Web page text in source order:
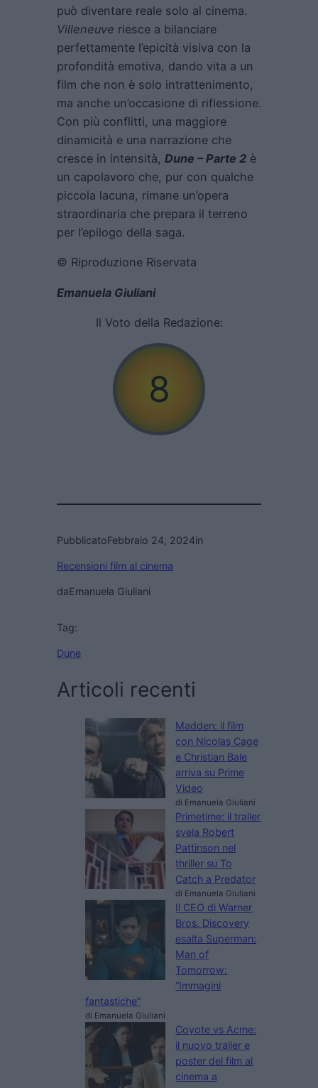
può diventare reale solo al cinema.
Villeneuve riesce a bilanciare
perfettamente l’epicità visiva con la
profondità emotiva, dando vita a un
film che non è solo intrattenimento,
ma anche un’occasione di riflessione.
Con più conflitti, una maggiore
dinamicità e una narrazione che
cresce in intensità, Dune – Parte 2 è
un capolavoro che, pur con qualche
piccola lacuna, rimane un’opera
straordinaria che prepara il terreno
per l’epilogo della saga.
© Riproduzione Riservata
Emanuela Giuliani
Il Voto della Redazione:
8
PubblicatoFebbraio 24, 2024in
Recensioni film al cinema
daEmanuela Giuliani
Tag:
Dune
Articoli recenti
Madden: il film
con Nicolas Cage
e Christian Bale
arriva su Prime
Video
di Emanuela Giuliani
Primetime: il trailer
svela Robert
Pattinson nel
thriller su To
Catch a Predator
di Emanuela Giuliani
Il CEO di Warner
Bros. Discovery
esalta Superman:
Man of
Tomorrow:
“Immagini
fantastiche”
di Emanuela Giuliani
Coyote vs Acme:
il nuovo trailer e
poster del film al
cinema a